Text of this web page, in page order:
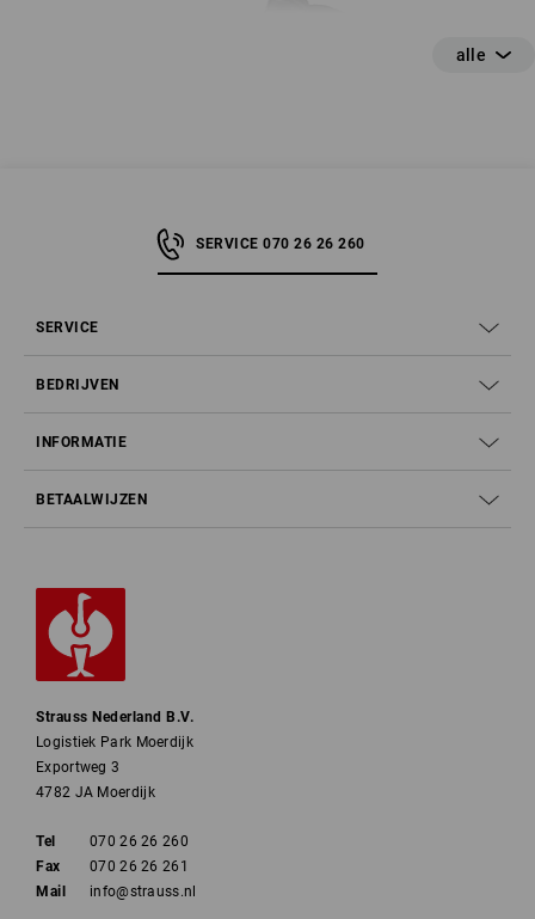
Stap 1 – Wat betekenen S1, S2, S3 en Co?
Als S1 + P (ondoordringbaar)
Als S1 + WPA (bovendeel van de schoen bestand tegen
binnendringen van water en waterabsorptie gedurende
min. 60 minuten)
buitenzool.
Basisschoen als geheel waterdichte laars met de extra
SERVICE 070 26 26 260
SERVICE
BEDRIJVEN
INFORMATIE
BETAALWIJZEN
Strauss Nederland B.V.
Logistiek Park Moerdijk
Exportweg 3
4782 JA Moerdijk
Tel
070 26 26 260
Fax
070 26 26 261
Mail
info@strauss.nl